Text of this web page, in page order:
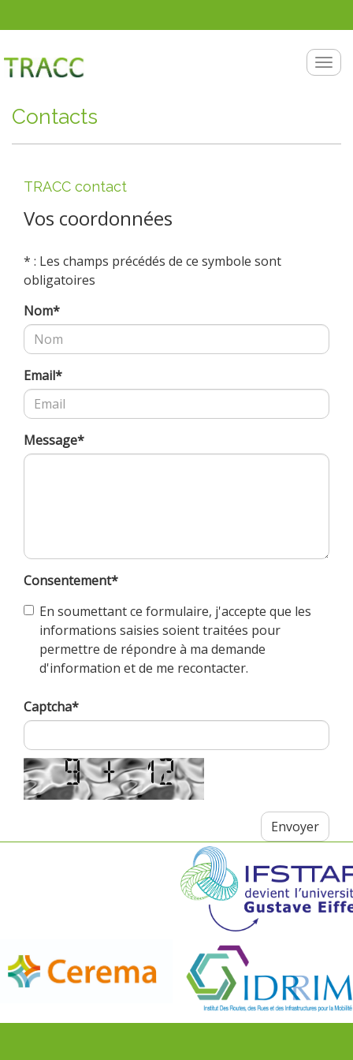
Contacts
TRACC contact
Vos coordonnées
* : Les champs précédés de ce symbole sont
obligatoires
Nom*
Email*
Message*
Consentement*
En soumettant ce formulaire, j'accepte que les
informations saisies soient traitées pour
permettre de répondre à ma demande
d'information et de me recontacter.
Captcha*